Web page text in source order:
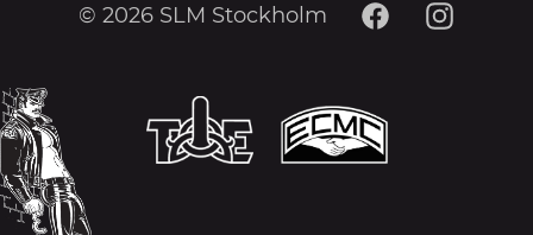
© 2026 SLM Stockholm FacebookInstagram